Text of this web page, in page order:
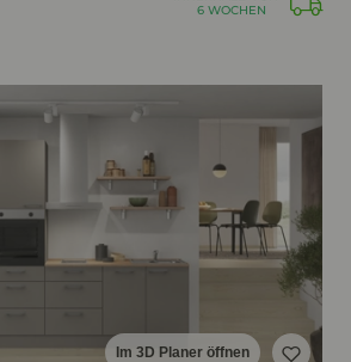
6 WOCHEN
Im 3D Planer öffnen